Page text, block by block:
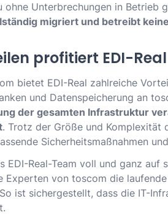
ohne Unterbrechungen in Betrieb
migriert und betreibt
profitiert EDI-Real
bietet EDI-Real zahlreiche
und Datenspeicherung an
der gesamten Infrastruktur
. Trotz der Größe und
Sicherheitsmaßnahmen
EDI-Real-Team voll und ganz auf
Experten von toscom die
ist sichergestellt, dass die IT-